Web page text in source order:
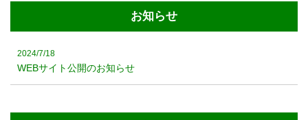
お知らせ
2024/7/18
WEBサイト公開のお知らせ